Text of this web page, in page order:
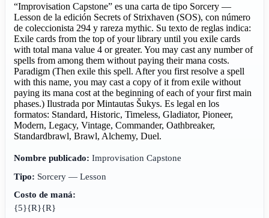
“Improvisation Capstone” es una carta de tipo Sorcery —
Lesson de la edición Secrets of Strixhaven (SOS), con número
de coleccionista 294 y rareza mythic. Su texto de reglas indica:
Exile cards from the top of your library until you exile cards
with total mana value 4 or greater. You may cast any number of
spells from among them without paying their mana costs.
Paradigm (Then exile this spell. After you first resolve a spell
with this name, you may cast a copy of it from exile without
paying its mana cost at the beginning of each of your first main
phases.) Ilustrada por Mintautas Šukys. Es legal en los
formatos: Standard, Historic, Timeless, Gladiator, Pioneer,
Modern, Legacy, Vintage, Commander, Oathbreaker,
Standardbrawl, Brawl, Alchemy, Duel.
Nombre publicado: Improvisation Capstone
Tipo: Sorcery — Lesson
Costo de maná:
{5}{R}{R}